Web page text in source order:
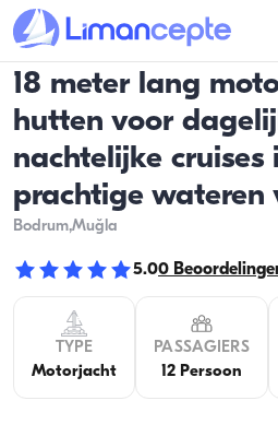
18 meter lang
hutten voor
nachtelijke cruises
prachtige wateren
Bodrum,Muğla
5.00
TYPE
Motorjacht
PASSAGIERS
12 Persoon